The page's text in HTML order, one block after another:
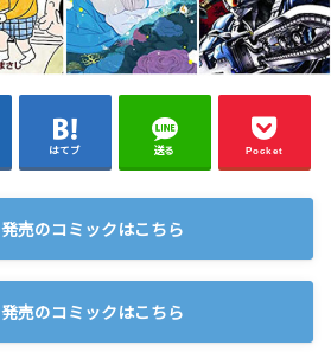
はてブ 送る Pocket
発売のコミックはこちら
発売のコミックはこちら